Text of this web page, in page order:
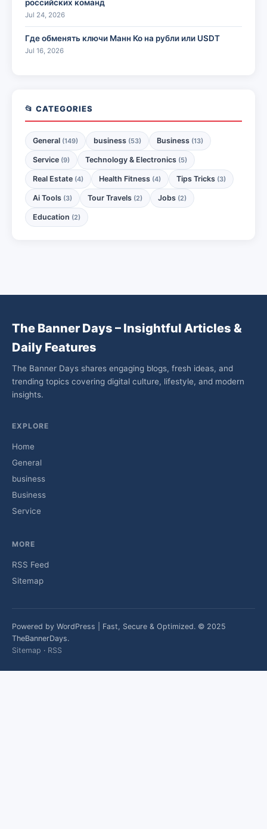
российских команд
Jul 24, 2026
Где обменять ключи Манн Ко на рубли или USDT
Jul 16, 2026
📂 CATEGORIES
General (149) business (53) Business (13)
Service (9) Technology & Electronics (5)
Real Estate (4) Health Fitness (4) Tips Tricks (3)
Ai Tools (3) Tour Travels (2) Jobs (2)
Education (2)
The Banner Days – Insightful Articles &
Daily Features
The Banner Days shares engaging blogs, fresh ideas, and
trending topics covering digital culture, lifestyle, and modern
insights.
EXPLORE
Home
General
business
Business
Service
MORE
RSS Feed
Sitemap
Powered by WordPress | Fast, Secure & Optimized. © 2025
TheBannerDays.
Sitemap · RSS